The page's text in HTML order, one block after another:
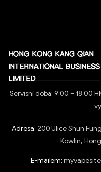
Servisní doba: 9:00 – 18:00
Adresa: 200 Ulice Shun
Kowlin,
E-mailem: